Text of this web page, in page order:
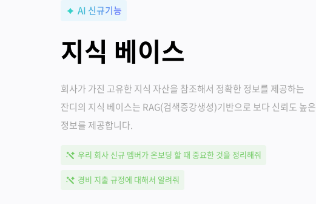
AI 신규기능
지식 베이스
회사가 가진 고유한 지식 자산을 참조해서 정확한 정보를 제공하는
잔디의 지식 베이스는 RAG(검색증강생성)기반으로 보다 신뢰도 높은
정보를 제공합니다.
우리 회사 신규 멤버가 온보딩 할 때 중요한 것을 정리해줘
경비 지출 규정에 대해서 알려줘